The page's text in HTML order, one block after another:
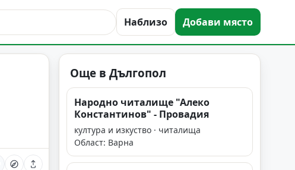
Наблизо Добави място
Още в Дългопол
Народно читалище "Алеко
Константинов" - Провадия
култура и изкуство · читалища
Област: Варна